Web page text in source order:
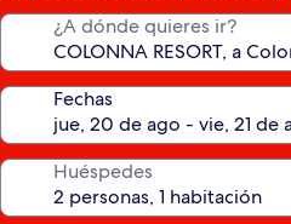
¿A dónde quieres ir?
Fechas
Huéspedes